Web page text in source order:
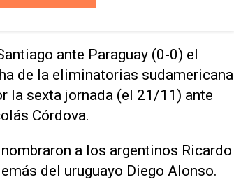
ante Paraguay (0-0) el
de la eliminatorias sudamericana
la sexta jornada (el 21/11) ante
Córdova.
a los argentinos Ricardo
del uruguayo Diego Alonso.